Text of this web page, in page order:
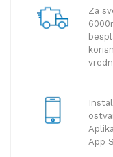
Za
App